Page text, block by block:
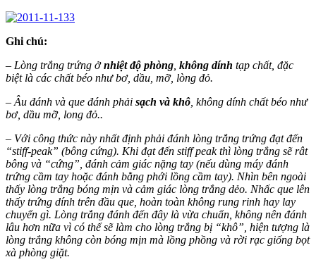
Ghi chú:
– Lòng trắng trứng ởnhiệt độ phòng không dính tạp chất, đặc
biệt là các chất béo như bơ, dầu, mỡ, lòng đỏ.
– Âu đánh và que đánh phải sạch và khô , không dính chất béo như
bơ, dầu mỡ, long đỏ..
– Với công thức này nhất định phải đánh lòng trắng trứng đạt đến
“stiff-peak” (bông cứng). Khi đạt đến stiff peak thì lòng trắng sẽ rât
bông và “cứng”, đánh cảm giác nặng tay (nếu dùng máy đánh
trứng cầm tay hoặc đánh bằng phới lồng cầm tay). Nhìn bên ngoài
thấy lòng trắng bóng mịn và cảm giác lòng trắng dẻo. Nhấc que lên
thấy trứng dính trên đầu que, hoàn toàn không rung rinh hay lay
chuyển gì. Lòng trắng đánh đến đây là vừa chuẩn, không nên đánh
lâu hơn nữa vì có thể sẽ làm cho lòng trắng bị “khô”, hiện tượng là
lòng trắng không còn bóng mịn mà lồng phồng và rời rạc giống bọt
xà phòng giặt.